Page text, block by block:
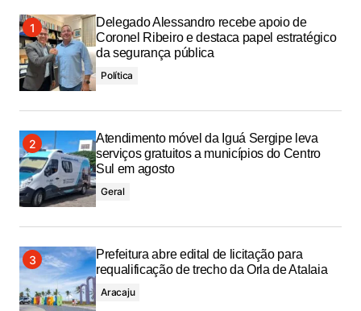
Delegado Alessandro recebe apoio de
Coronel Ribeiro e destaca papel estratégico
da segurança pública
Política
Atendimento móvel da Iguá Sergipe leva
serviços gratuitos a municípios do Centro
Sul em agosto
Geral
Prefeitura abre edital de licitação para
requalificação de trecho da Orla de Atalaia
Aracaju